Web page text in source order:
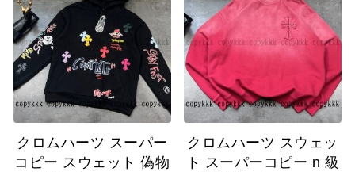
クロムハーツ スーパー
コピー スウェット 偽物
クロムハーツ スウェッ
ト スーパーコピー n 級